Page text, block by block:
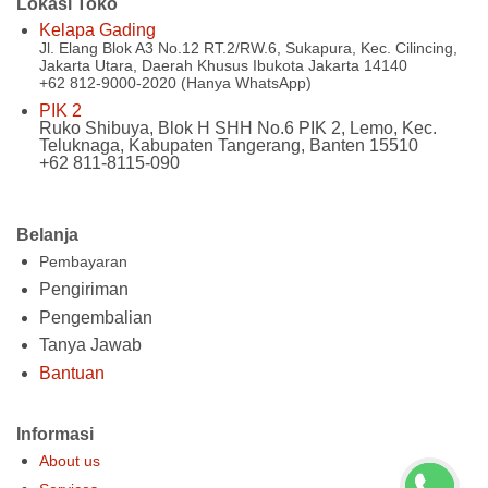
Belanja
Pembayaran
Pengiriman
Pengembalian
Tanya Jawab
Bantuan
Informasi
About us
Lokasi Toko
Kelapa Gading
Jl. Elang Blok A3 No.12 RT.2/RW.6, Sukapura, Kec. Cilincing,
Jakarta Utara, Daerah Khusus Ibukota Jakarta 14140
+62 812-9000-2020 (Hanya WhatsApp)
PIK 2
Ruko Shibuya, Blok H SHH No.6 PIK 2, Lemo, Kec.
Teluknaga, Kabupaten Tangerang, Banten 15510
+62 811-8115-090